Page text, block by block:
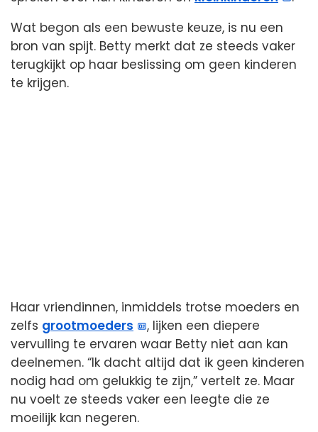
Wat begon als een bewuste keuze, is nu een
bron van spijt. Betty merkt dat ze steeds vaker
terugkijkt op haar beslissing om geen kinderen
te krijgen.
Haar vriendinnen, inmiddels trotse moeders en
zelfs grootmoeders
, lijken een diepere
vervulling te ervaren waar Betty niet aan kan
deelnemen. “Ik dacht altijd dat ik geen kinderen
nodig had om gelukkig te zijn,” vertelt ze. Maar
nu voelt ze steeds vaker een leegte die ze
moeilijk kan negeren.